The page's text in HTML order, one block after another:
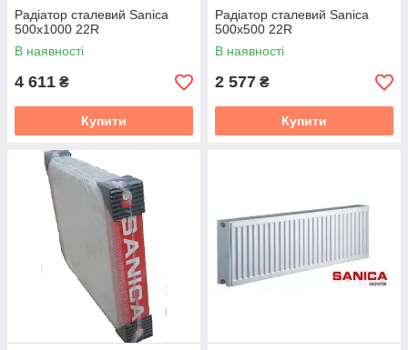
Радіатор сталевий Sanica
500x1000 22R
В наявності
4 611 ₴
Купити
Радіатор сталевий Sanica
500x500 22R
В наявності
2 577 ₴
Купити